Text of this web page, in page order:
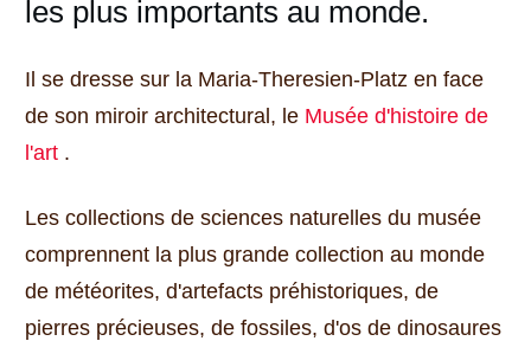
les plus importants au monde.
Il se dresse sur la Maria-Theresien-Platz en face
de son miroir architectural, le Musée d'histoire de
l'art .
Les collections de sciences naturelles du musée
comprennent la plus grande collection au monde
de météorites, d'artefacts préhistoriques, de
pierres précieuses, de fossiles, d'os de dinosaures